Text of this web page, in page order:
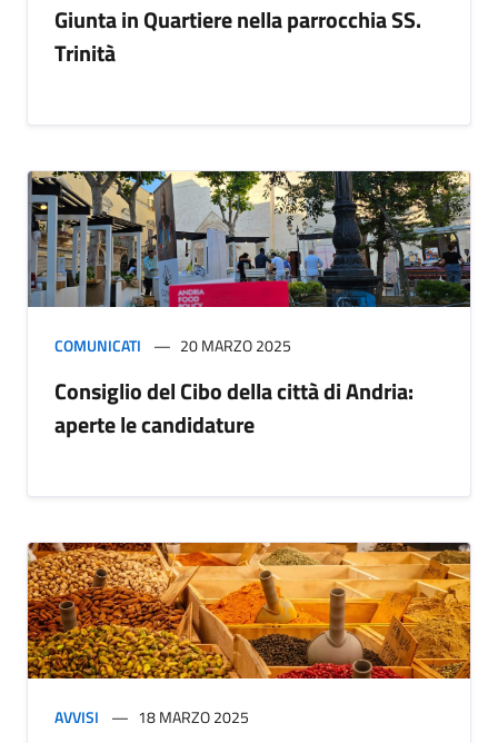
Giunta in Quartiere nella parrocchia SS.
Trinità
COMUNICATI 20 MARZO 2025
Consiglio del Cibo della città di Andria:
aperte le candidature
AVVISI 18 MARZO 2025